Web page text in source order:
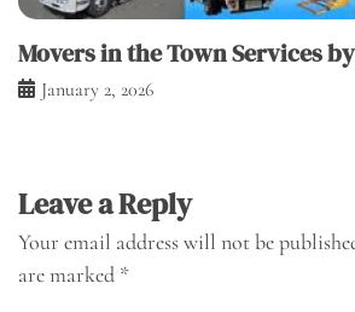
Movers in the Town Services
January 2, 2026
Leave a Reply
Your email address will not be
are marked *